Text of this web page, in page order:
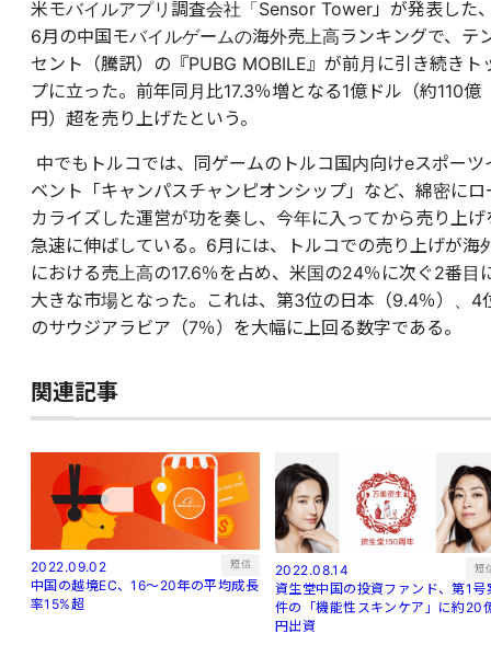
米モバイルアプリ調査会社「Sensor Tower」が発表した
6月の中国モバイルゲームの海外売上高ランキングで、テ
セント（騰訊）の『PUBG MOBILE』が前月に引き続きト
プに立った。前年同月比17.3％増となる1億ドル（約110億
円）超を売り上げたという。
中でもトルコでは、同ゲームのトルコ国内向けeスポーツ
ベント「キャンパスチャンピオンシップ」など、綿密にロ
カライズした運営が功を奏し、今年に入ってから売り上げ
急速に伸ばしている。6月には、トルコでの売り上げが海
における売上高の17.6％を占め、米国の24％に次ぐ2番目
大きな市場となった。これは、第3位の日本（9.4％）、4
のサウジアラビア（7％）を大幅に上回る数字である。
関連記事
2022.09.02 短信
中国の越境EC、16～20年の平均成長
率15%超
2022.08.14 短
資生堂中国の投資ファンド、第1号
件の「機能性スキンケア」に約20
円出資